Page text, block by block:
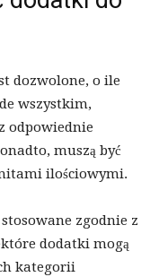
dozwolone, o ile
wszystkim,
odpowiednie
muszą być
ilościowymi.
zgodnie z
dodatki mogą
kategorii